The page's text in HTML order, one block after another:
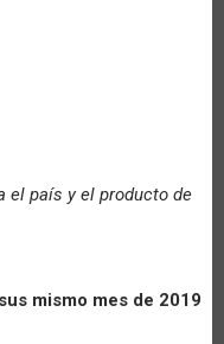
el país y el producto de
mismo mes de 2019